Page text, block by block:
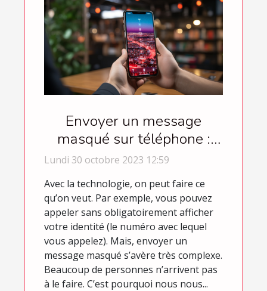
Envoyer un message
masqué sur téléphone :
comment s’y prendre ?
Lundi 30 octobre 2023 12:59
Avec la technologie, on peut faire ce
qu’on veut. Par exemple, vous pouvez
appeler sans obligatoirement afficher
votre identité (le numéro avec lequel
vous appelez). Mais, envoyer un
message masqué s’avère très complexe.
Beaucoup de personnes n’arrivent pas
à le faire. C’est pourquoi nous nous...